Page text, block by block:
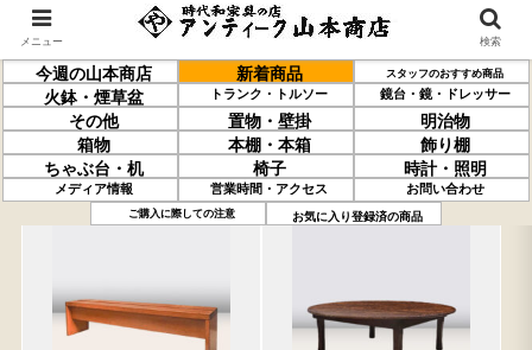
今週の山本商店 新着商品 スタッフのおすすめ商品
火鉢・煙草盆 トランク・トルソー 鏡台・鏡・ドレッサー
その他 置物・壁掛
明治物
箱物
本棚・本箱
飾り棚
ちゃぶ台・机
椅子 時計・照明
メディア情報 営業時間・アクセス お問い合わせ
ご購入に際しての注意 お気に入り登録済の商品
過去の取り扱い商品(5月22日分) 売約済の商品を非表示にする
メニュー 検索